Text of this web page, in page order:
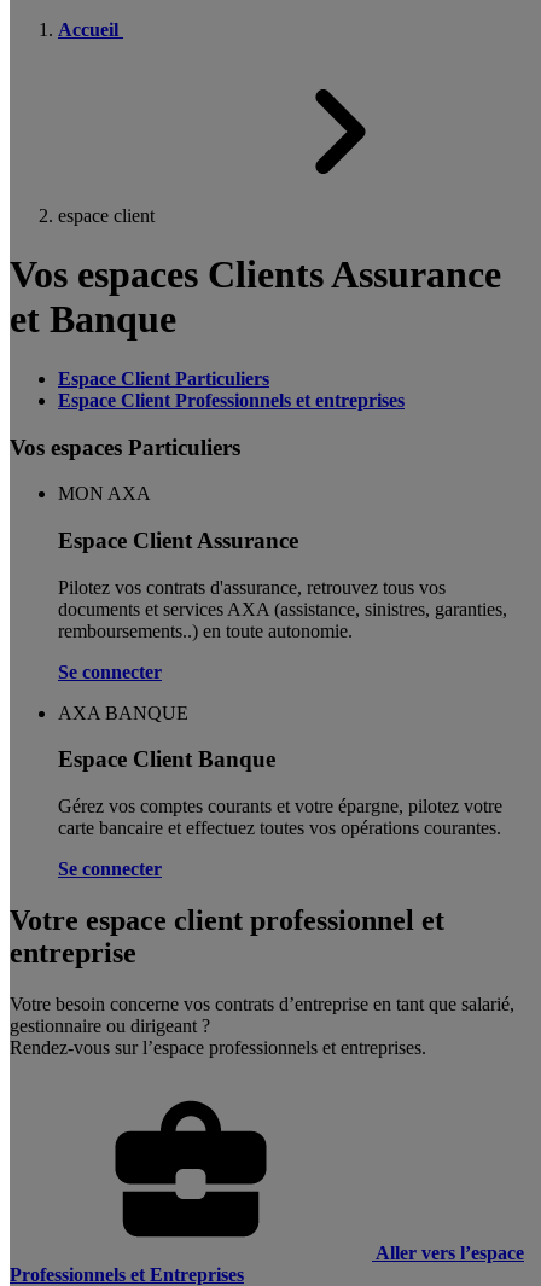
Accueil
espace client
Vos espaces Clients Assurance
et Banque
Espace Client Particuliers
Espace Client Professionnels et entreprises
Vos espaces Particuliers
MON AXA
Espace Client Assurance
Pilotez vos contrats d'assurance, retrouvez tous vos
documents et services AXA (assistance, sinistres, garanties,
remboursements..) en toute autonomie. ​
Se connecter
AXA BANQUE
Espace Client Banque
Gérez vos comptes courants et votre épargne, pilotez votre
carte bancaire et effectuez toutes vos opérations courantes.
Se connecter
Votre espace client professionnel et
entreprise
Votre besoin concerne vos contrats d’entreprise en tant que salarié,
gestionnaire ou dirigeant ?
Rendez-vous sur l’espace professionnels et entreprises.
Aller vers l’espace
Professionnels et Entreprises